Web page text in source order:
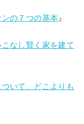
の７つの基本 』
なし賢く家を建て
いて、どこよりも